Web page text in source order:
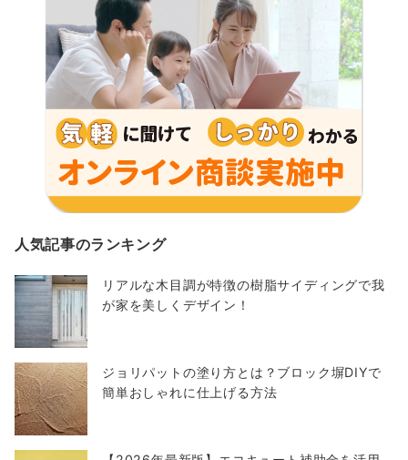
人気記事のランキング
リアルな木目調が特徴の樹脂サイディングで我
が家を美しくデザイン！
ジョリパットの塗り方とは？ブロック塀DIYで
簡単おしゃれに仕上げる方法